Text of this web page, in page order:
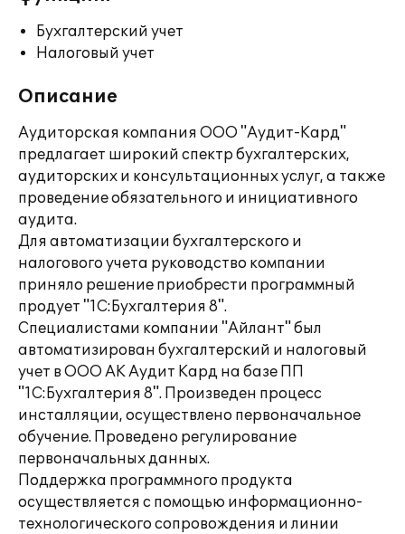
Бухгалтерский учет
Налоговый учет
Описание
Аудиторская компания ООО "Аудит-Кард"
предлагает широкий спектр бухгалтерских,
аудиторских и консультационных услуг, а также
проведение обязательного и инициативного
аудита.
Для автоматизации бухгалтерского и
налогового учета руководство компании
приняло решение приобрести программный
продует "1С:Бухгалтерия 8".
Специалистами компании "Айлант" был
автоматизирован бухгалтерский и налоговый
учет в ООО АК Аудит Кард на базе ПП
"1С:Бухгалтерия 8". Произведен процесс
инсталляции, осуществлено первоначальное
обучение. Проведено регулирование
первоначальных данных.
Поддержка программного продукта
осуществляется с помощью информационно-
технологического сопровождения и линии